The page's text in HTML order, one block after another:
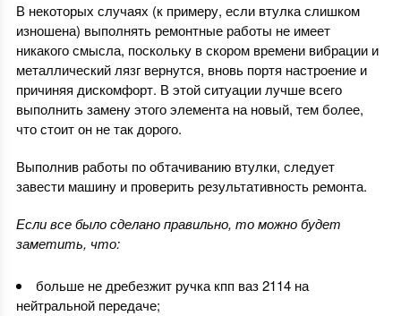
В некоторых случаях (к примеру, если втулка слишком
изношена) выполнять ремонтные работы не имеет
никакого смысла, поскольку в скором времени вибрации и
металлический лязг вернутся, вновь портя настроение и
причиняя дискомфорт. В этой ситуации лучше всего
выполнить замену этого элемента на новый, тем более,
что стоит он не так дорого.
Выполнив работы по обтачиванию втулки, следует
завести машину и проверить результативность ремонта.
Если все было сделано правильно, то можно будет
заметить, что:
больше не дребезжит ручка кпп ваз 2114 на
нейтральной передаче;